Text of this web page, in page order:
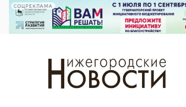
СОЦРЕКЛАМА